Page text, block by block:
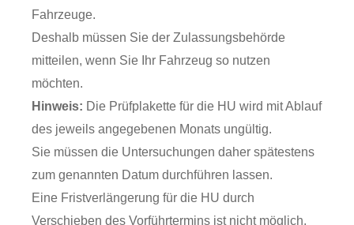
Fahrzeuge.
Deshalb müssen Sie der Zulassungsbehörde
mitteilen, wenn Sie Ihr Fahrzeug so nutzen
möchten.
Hinweis: Die Prüfplakette für die HU wird mit Ablauf
des jeweils angegebenen Monats ungültig.
Sie müssen die Untersuchungen daher spätestens
zum genannten Datum durchführen lassen.
Eine Fristverlängerung für die HU durch
Verschieben des Vorführtermins ist nicht möglich.